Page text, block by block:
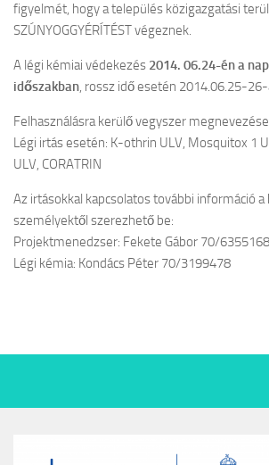
figyelmét, hogy a település közigazgatási
SZÚNYOGGYÉRÍTÉST végeznek.
A légi kémiai védekezés 2014. 06.24-én a
időszakban, rossz idő esetén 2014.06.25-
Felhasználásra kerülő vegyszer
Légi irtás esetén: K-othrin ULV, Mosquitox 1
ULV, CORATRIN
Az irtásokkal kapcsolatos további információ
személyektől szerezhető be:
Projektmenedzser: Fekete Gábor 70/6355168
Légi kémia: Kondács Péter 70/3199478